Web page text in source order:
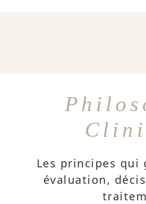
Les principes qui
évaluation,